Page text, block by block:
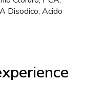
Disodico, Acido